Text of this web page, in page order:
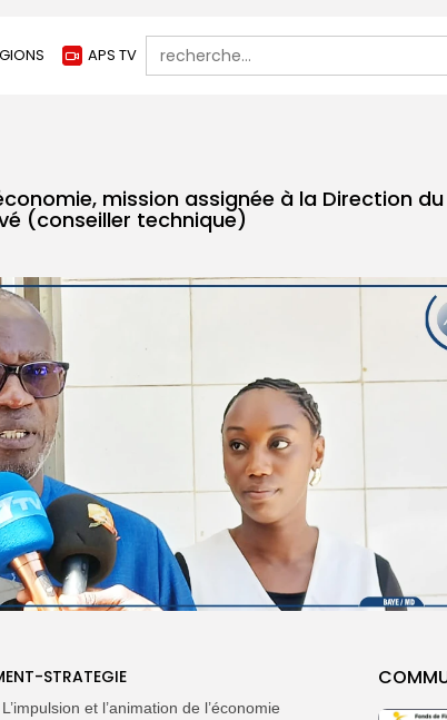
APS TV
Search
for:
mission assignée à la Direction du
(conseiller technique)
STRATEGIE
et l’animation de l’économie